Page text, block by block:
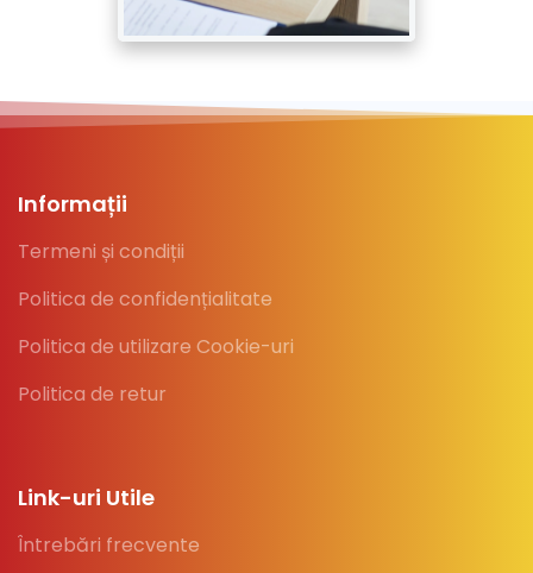
Informații
Termeni și condiții
Politica de confidențialitate
Politica de utilizare Cookie-uri
Politica de retur
Link-uri Utile
Întrebări frecvente